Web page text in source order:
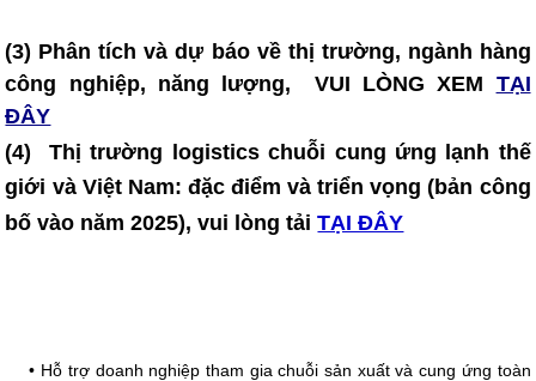
(3) Phân tích và dự báo về thị trường, ngành hàng
công nghiệp, năng lượng, VUI LÒNG XEM TẠI
ĐÂY
(4)Thị trường logistics chuỗi cung ứng lạnh thế
giới và Việt Nam: đặc điểm và triển vọng (bản công
bố vào năm 2025), vui lòng tảiTẠI ĐÂY
• Hỗ trợ doanh nghiệp tham gia chuỗi sản xuất và cung ứng toàn